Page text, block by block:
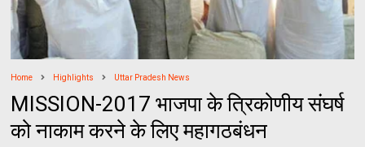
Home Highlights Uttar Pradesh News
MISSION-2017 भाजपा के त्रिकोणीय संघर्ष
को नाकाम करने के लिए महागठबंधन